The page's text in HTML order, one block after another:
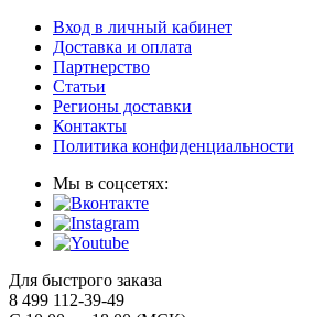
Вход в личный кабинет
Доставка и оплата
Партнерство
Статьи
Регионы доставки
Контакты
Политика конфиденциальности
Мы в соцсетях:
Для быстрого заказа
8 499 112-39-49